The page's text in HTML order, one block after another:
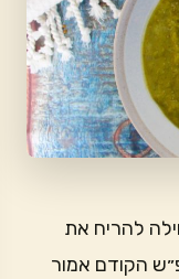
להריח את
הקודם אמור